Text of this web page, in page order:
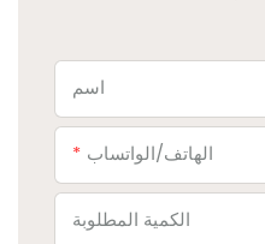
اسم
الهاتف/الواتساب
الكمية المطلوبة